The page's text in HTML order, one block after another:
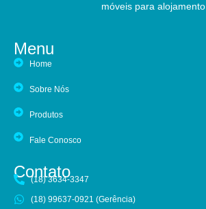
móveis para alojamento
Menu
Home
Sobre Nós
Produtos
Fale Conosco
Contato
(18) 3634-3347
(18) 99637-0921 (Gerência)